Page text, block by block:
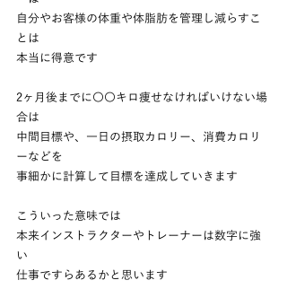
自分やお客様の体重や体脂肪を管理し減らすこ
とは
本当に得意です
2ヶ月後までに〇〇キロ痩せなければいけない場
合は
中間目標や、一日の摂取カロリー、消費カロリ
ーなどを
事細かに計算して目標を達成していきます
こういった意味では
本来インストラクターやトレーナーは数字に強
い
仕事ですらあるかと思います